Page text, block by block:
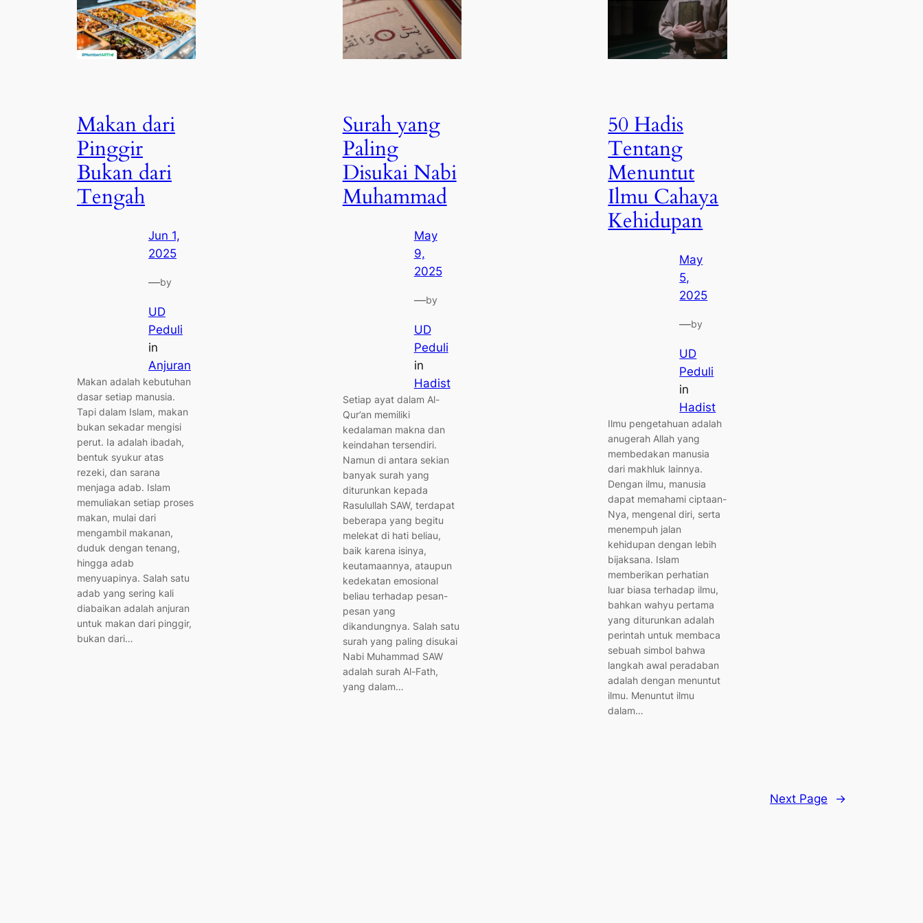
Makan dari
Pinggir
Bukan dari
Tengah
Jun 1,
2025
—by
UD
Peduli
in
Anjuran
Makan adalah kebutuhan
dasar setiap manusia.
Tapi dalam Islam, makan
bukan sekadar mengisi
perut. Ia adalah ibadah,
bentuk syukur atas
rezeki, dan sarana
menjaga adab. Islam
memuliakan setiap proses
makan, mulai dari
mengambil makanan,
duduk dengan tenang,
hingga adab
menyuapinya. Salah satu
adab yang sering kali
diabaikan adalah anjuran
untuk makan dari pinggir,
bukan dari…
Surah yang
Paling
Disukai Nabi
Muhammad
May
9,
2025
—by
UD
Peduli
in
Hadist
Setiap ayat dalam Al-
Qur’an memiliki
kedalaman makna dan
keindahan tersendiri.
Namun di antara sekian
banyak surah yang
diturunkan kepada
Rasulullah SAW, terdapat
beberapa yang begitu
melekat di hati beliau,
baik karena isinya,
keutamaannya, ataupun
kedekatan emosional
beliau terhadap pesan-
pesan yang
dikandungnya. Salah satu
surah yang paling disukai
Nabi Muhammad SAW
adalah surah Al-Fath,
yang dalam…
50 Hadis
Tentang
Menuntut
Ilmu Cahaya
Kehidupan
May
5,
2025
—by
UD
Peduli
in
Hadist
Ilmu pengetahuan adalah
anugerah Allah yang
membedakan manusia
dari makhluk lainnya.
Dengan ilmu, manusia
dapat memahami ciptaan-
Nya, mengenal diri, serta
menempuh jalan
kehidupan dengan lebih
bijaksana. Islam
memberikan perhatian
luar biasa terhadap ilmu,
bahkan wahyu pertama
yang diturunkan adalah
perintah untuk membaca
sebuah simbol bahwa
langkah awal peradaban
adalah dengan menuntut
ilmu. Menuntut ilmu
dalam…
Next Page →